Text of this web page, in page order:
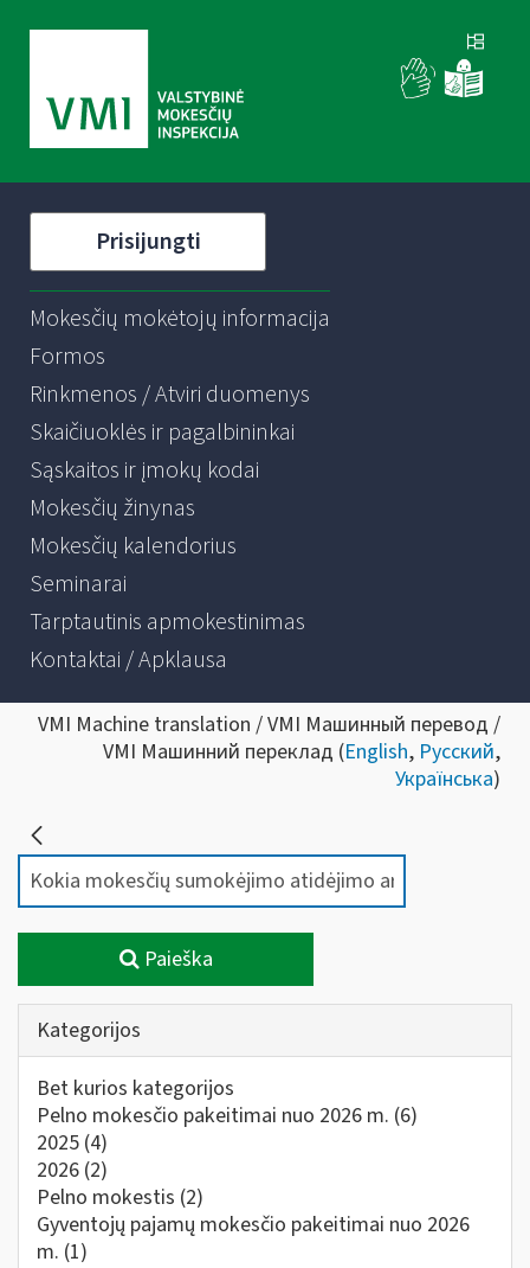
Prisijungti
Mokesčių mokėtojų informacija
Formos
Rinkmenos / Atviri duomenys
Skaičiuoklės ir pagalbininkai
Sąskaitos ir įmokų kodai
Mokesčių žinynas
Mokesčių kalendorius
Seminarai
Tarptautinis apmokestinimas
Kontaktai / Apklausa
VMI Machine translation / VMI Машинный перевод /
VMI Машинний переклад (English, Русский,
Українська)
Paieška
Kategorijos
Bet kurios kategorijos
Pelno mokesčio pakeitimai nuo 2026 m. (6)
2025 (4)
2026 (2)
Pelno mokestis (2)
Gyventojų pajamų mokesčio pakeitimai nuo 2026
m. (1)